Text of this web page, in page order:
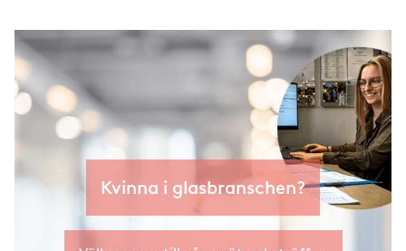
Kvinna i glasbranschen?